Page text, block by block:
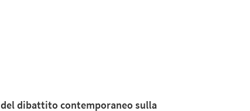
dibattito contemporaneo sulla